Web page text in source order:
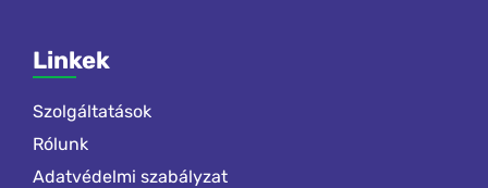
Linkek
Szolgáltatások
Rólunk
Adatvédelmi szabályzat